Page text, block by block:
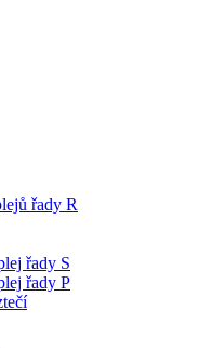
řady R
řady S
řady P